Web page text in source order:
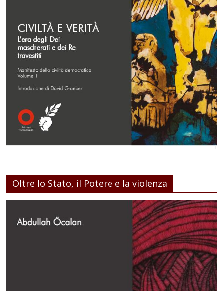
Oltre lo Stato, il Potere e la violenza